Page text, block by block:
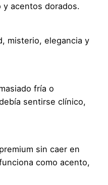
acentos dorados.
misterio, elegancia y
fría o
sentirse clínico,
sin caer en
como acento,